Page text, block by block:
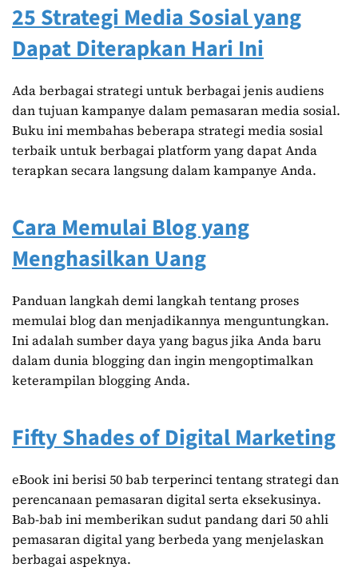
25 Strategi Media Sosial yang
Dapat Diterapkan Hari Ini
Ada berbagai strategi untuk berbagai jenis audiens
dan tujuan kampanye dalam pemasaran media sosial.
Buku ini membahas beberapa strategi media sosial
terbaik untuk berbagai platform yang dapat Anda
terapkan secara langsung dalam kampanye Anda.
Cara Memulai Blog yang
Menghasilkan Uang
Panduan langkah demi langkah tentang proses
memulai blog dan menjadikannya menguntungkan.
Ini adalah sumber daya yang bagus jika Anda baru
dalam dunia blogging dan ingin mengoptimalkan
keterampilan blogging Anda.
Fifty Shades of Digital Marketing
eBook ini berisi 50 bab terperinci tentang strategi dan
perencanaan pemasaran digital serta eksekusinya.
Bab-bab ini memberikan sudut pandang dari 50 ahli
pemasaran digital yang berbeda yang menjelaskan
berbagai aspeknya.